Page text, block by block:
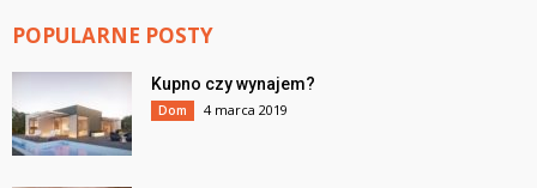
POPULARNE POSTY
Kupno czy wynajem?
Dom 4 marca 2019